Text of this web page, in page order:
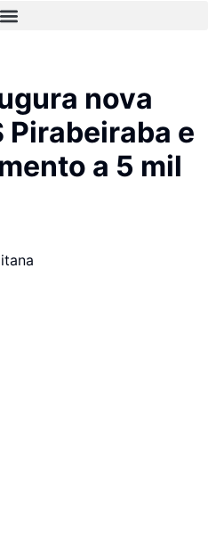
nova
Pirabeiraba e
a 5 mil